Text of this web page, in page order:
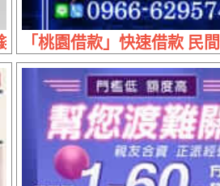
不用求 | 50萬內 配合你的條
「桃園借款」快速借款 民